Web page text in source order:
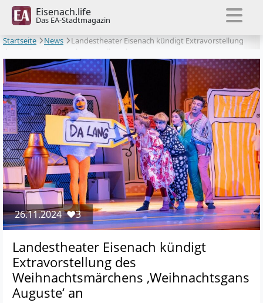
Eisenach.life
Das EA-Stadtmagazin
Startseite
News
Landestheater Eisenach kündigt Extravorstellung
des Weihnachtsmärchens ‚Weihnachtsgans Auguste‘ an
26.11.2024❤️3
Landestheater Eisenach kündigt
Extravorstellung des
Weihnachtsmärchens ‚Weihnachtsgans
Auguste‘ an